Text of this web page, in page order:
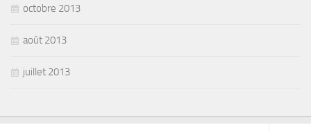
octobre 2013
août 2013
juillet 2013